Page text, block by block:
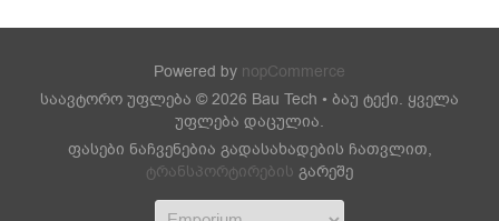
Powered by nopCommerce
საავტორო უფლება © 2026 Bau Tech • ბაუ ტექი. ყველა
უფლება დაცულია.
ფასები ნაჩვენებია გადასახადების ჩათვლით,
ტრანსპორტირების გარეშე